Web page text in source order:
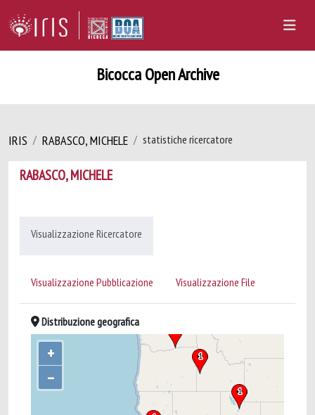
Bicocca Open Archive
IRIS RABASCO, MICHELE statistiche ricercatore
RABASCO, MICHELE
Visualizzazione Ricercatore
Visualizzazione Pubblicazione Visualizzazione File
Distribuzione geografica
+
–